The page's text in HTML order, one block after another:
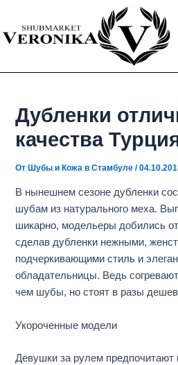
содержимому
Дубленки
качества
ОтШубы и Кожа в Стамбуле/
В нынешнем сезоне дубленки
шубам из натурального меха.
шикарно, модельеры добились
сделав дубленки нежными,
подчеркивающими стиль и
обладательницы. Ведь
чем шубы, но стоят в разы
Укороченные модели
Девушки за рулем предпочитают
записям